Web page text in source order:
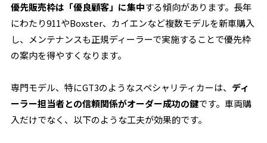
優先販売枠は「優良顧客」に集中する傾向があります。長年
にわたり911やBoxster、カイエンなど複数モデルを新車購入
し、メンテナンスも正規ディーラーで実施することで優先枠
の案内を得やすくなります。
専門モデル、特にGT3のようなスペシャリティカーは、 ディ
ーラー担当者との信頼関係がオーダー成功の鍵です。車両購
入だけでなく、以下のような工夫が効果的です。